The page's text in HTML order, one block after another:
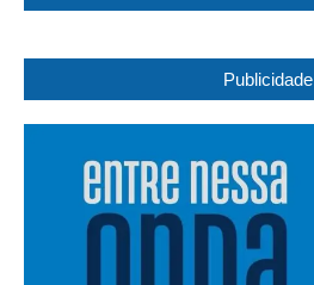
Publicidade